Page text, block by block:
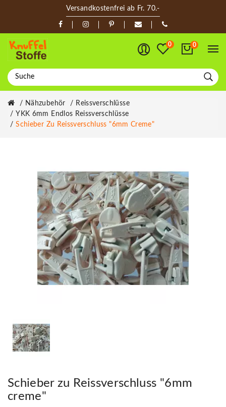
Versandkostenfrei ab Fr. 70.-
0 0
Nähzubehör
Reissverschlüsse
YKK 6mm Endlos Reissverschlüsse
Schieber Zu Reissverschluss "6mm Creme"
Schieber zu Reissverschluss "6mm
creme"